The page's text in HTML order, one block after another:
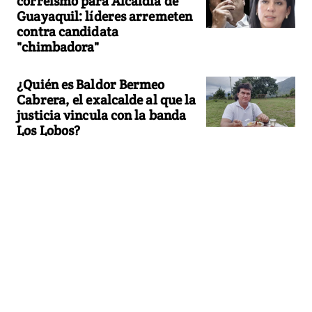
Guayaquil: líderes arremeten
contra candidata
"chimbadora"
¿Quién es Baldor Bermeo
Cabrera, el exalcalde al que la
justicia vincula con la banda
Los Lobos?